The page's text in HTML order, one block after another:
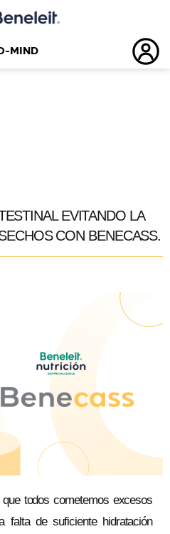
MIND
EVITANDO LA
CON BENECASS.
todos cometemos excesos
falta de suficiente hidratación